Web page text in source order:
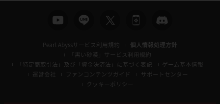
Pearl Abyssサービス利用規約
個人情報処理方針
「黒い砂漠」サービス利用規約
「特定商取引法」及び「資金決済法」に基づく表記
ゲーム基本情報
運営会社
ファンコンテンツガイド
サポートセンター
クッキーポリシー